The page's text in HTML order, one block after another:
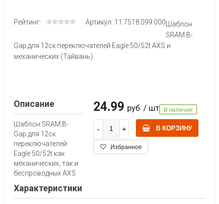
Рейтинг: Артикул: 11.7518.099.000 Шаблон
SRAM B-
Gap для 12ск переключателей Eagle 50/52t AXS и
механических (Тайвань)
24.99 руб / шт В наличии
В КОРЗИНУ
Избранное
Описание
Шаблон SRAM B-
Gap для 12ск
переключателей
Eagle 50/52t как
механических, так и
беспроводных AXS
Характеристики